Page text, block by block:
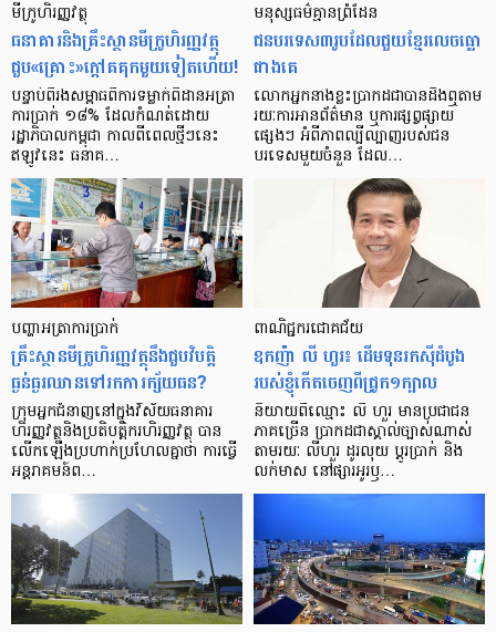
មីក្រូ​ហិរញ្ញវត្ថុ
ធនាគារ​និង​គ្រឹះស្ថាន​មីក្រូ​ហិរញ្ញវត្ថុ​
ជួប«គ្រោះ»ក្តៅ​គគុក​មួយ​ទៀត​ហើយ!
បន្ទាប់​ពី​រង​សម្ពាធ​​ពី​ការ​ទម្លាក់​ពិដាន​អត្រា​
ការ​ប្រាក់ ១៨​% ដែល​កំណត់​ដោយ​
រដ្ឋាភិបាល​កម្ពុជា កាល​ពី​ពេល​ថ្មីៗ​នេះ
ឥឡូវ​នេះ ធនាគ…
មនុស្ស​ធម៌​គ្មាន​ព្រំដែន
ជន​បរទេស​៣​រូប​ដែល​ជួយ​ខ្មែរ​លេច​ធ្លោ​
ជាង​គេ
លោកអ្នក​នាង​ខ្លះ​ប្រាកដ​ជា​បាន​​ដឹង​ឮ​តាម​
រយៈ​ការ​អាន​ព័ត៌មាន ឬ​ការ​ផ្សព្វផ្សាយ​
ផ្សេងៗ អំពី​ភាព​ល្បីល្បាញ​របស់​ជន​
បរទេស​មួយ​ចំនួន ដែល…
បញ្ហា​អត្រា​ការប្រាក់
គ្រឹះស្ថាន​មីក្រូ​ហិរញ្ញវត្ថុ​នឹង​ជួប​វិបត្តិ​
ធ្ងន់ធ្ងរ​ឈាន​ទៅ​រក​ការ​ក្ស័យធន?
ក្រុម​អ្នក​ជំនាញ​នៅ​ក្នុង​វិស័យ​ធនាគារ
ហិរញ្ញវត្ថុ​និង​ប្រតិបត្តិករ​ហិរញ្ញ​វត្ថុ បាន​​
លើក​ឡើង​ប្រហាក់​ប្រហែល​គ្នា​ថា ការ​ធ្វើ​
អន្តរាគមន៍​ព…
ពាណិជ្ជករជោគជ័យ
ឧកញ៉ា លី ហួរ៖ ដើមទុនរកស៊ីដំបូង
របស់ខ្ញុំកើតចេញពីជ្រូក១ក្បាល
និយាយ​ពី​ឈ្មោះ លី ហួរ មាន​ប្រជាជន​
ភាគ​ច្រើន ប្រាកដ​ជា​ស្គាល់​ច្បាស់​ណាស់
តាមរយៈ លីហួរ ដូរ​លុយ ប្តូរ​បា្រក់ និង​
លក់​មាស នៅ​ផ្សារ​អូរ​ឫ…